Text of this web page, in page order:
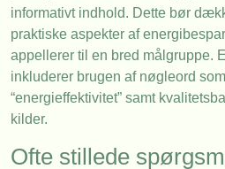
informativt indhold. Dette bør
praktiske aspekter af
appellerer til en bred målgruppe.
inkluderer brugen af nøgleord
“energieffektivitet” samt
kilder.
Ofte stillede